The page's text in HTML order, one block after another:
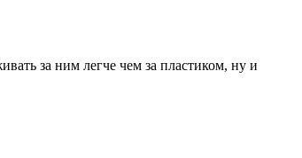
за ним легче чем за пластиком, ну и